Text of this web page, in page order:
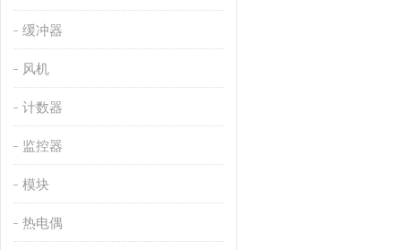
缓冲器
风机
计数器
监控器
模块
热电偶